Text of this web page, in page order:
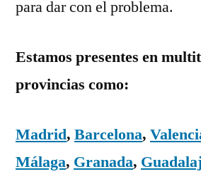
para dar con el problema.
Estamos presentes en
provincias como:
Madrid, Barcelona,
Málaga, Granada,